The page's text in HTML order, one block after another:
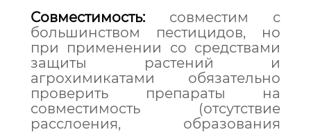
Совместимость: совместим с
большинством пестицидов, но
при применении со средствами
защиты растений и
агрохимикатами обязательно
проверить препараты на
совместимость (отсутствие
расслоения, образования